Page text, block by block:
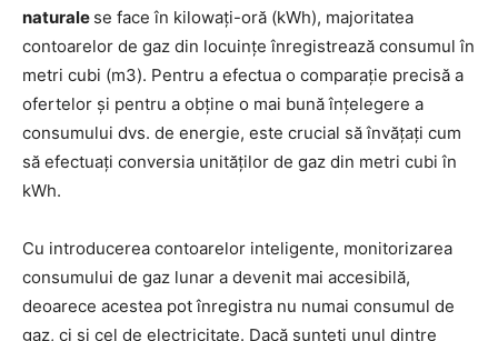
naturale se face în kilowați-oră (kWh), majoritatea
contoarelor de gaz din locuințe înregistrează consumul în
metri cubi (m3). Pentru a efectua o comparație precisă a
ofertelor și pentru a obține o mai bună înțelegere a
consumului dvs. de energie, este crucial să învățați cum
să efectuați conversia unităților de gaz din metri cubi în
kWh.
Cu introducerea contoarelor inteligente, monitorizarea
consumului de gaz lunar a devenit mai accesibilă,
deoarece acestea pot înregistra nu numai consumul de
gaz, ci și cel de electricitate. Dacă sunteți unul dintre